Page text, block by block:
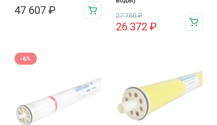
47 607 ₽
27 760₽
26 372 ₽
-6%